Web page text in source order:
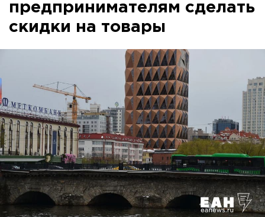
предпринимателям сделать
скидки на товары